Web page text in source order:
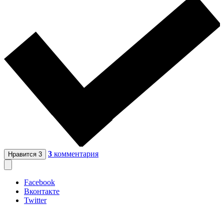
Нравится 3 3 комментария
Facebook
Вконтакте
Twitter